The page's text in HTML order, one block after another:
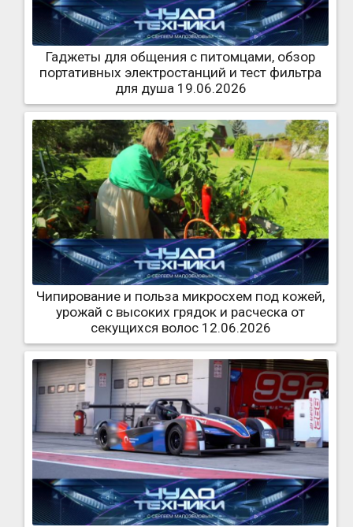
Гаджеты для общения с питомцами, обзор
портативных электростанций и тест фильтра
для душа 19.06.2026
Чипирование и польза микросхем под кожей,
урожай с высоких грядок и расческа от
секущихся волос 12.06.2026